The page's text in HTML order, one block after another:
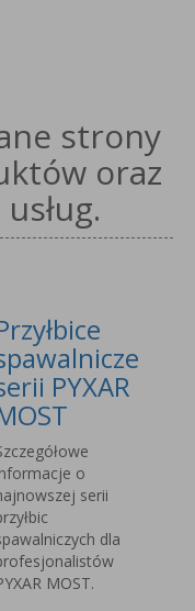
strony
oraz
PYXAR
o
serii
dla
MOST.